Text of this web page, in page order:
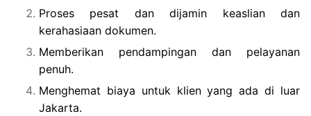
Proses pesat dan dijamin keaslian dan
kerahasiaan dokumen.
Memberikan pendampingan dan pelayanan
penuh.
Menghemat biaya untuk klien yang ada di luar
Jakarta.